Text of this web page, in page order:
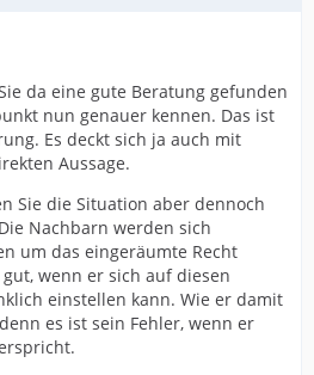
da eine gute Beratung gefunden
nun genauer kennen. Das ist
Es deckt sich ja auch mit
Aussage.
Sie die Situation aber dennoch
Nachbarn werden sich
um das eingeräumte Recht
wenn er sich auf diesen
einstellen kann. Wie er damit
es ist sein Fehler, wenn er